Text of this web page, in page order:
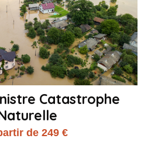
Catastrophe
de 249 €